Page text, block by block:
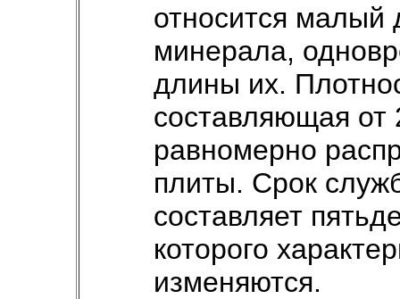
относится малый
минерала,
длины их.
составляющая от
равномерно
плиты. Срок
составляет
которого
изменяются.